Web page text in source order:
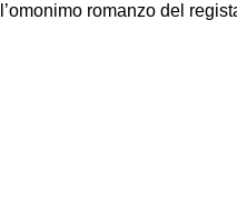
romanzo del